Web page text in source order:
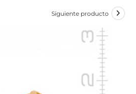
Siguiente producto